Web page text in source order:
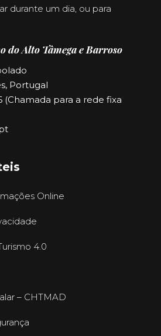
durante um dia, ou para
do Alto Tâmega e Barroso
Portugal
(Chamada para a rede fixa
Online
4.0
– CHTMAD